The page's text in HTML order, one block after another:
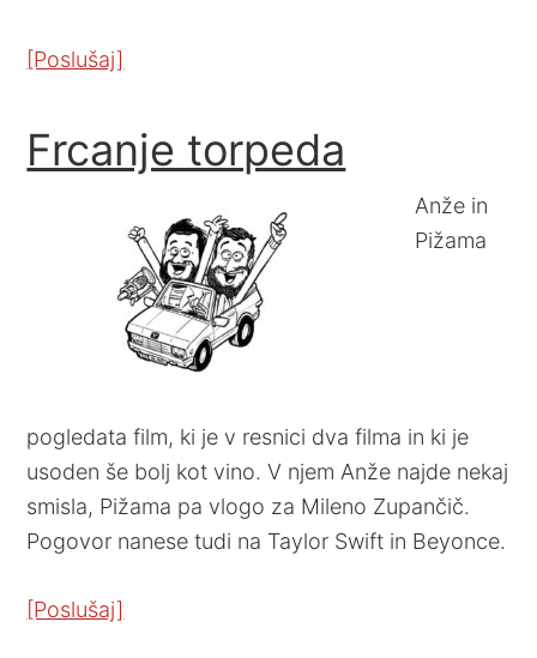
[Poslušaj]
Frcanje torpeda
Anže in
Pižama
pogledata film, ki je v resnici dva filma in ki je
usoden še bolj kot vino. V njem Anže najde nekaj
smisla, Pižama pa vlogo za Mileno Zupančič.
Pogovor nanese tudi na Taylor Swift in Beyonce.
[Poslušaj]